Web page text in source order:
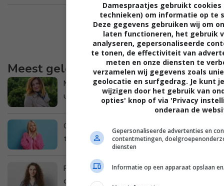
Meest gelezen
Milly: “Mijn dochter verwijderde één letter
uit haar naam en ik vind dat niet leuk”
Cora: “Ik heb zo’n spijt van mijn opmerking
tegen mijn vriendin”
Pien: “Mijn man wil niet dat ons kind naar
de buurtschool gaat”
Damespraatjes gebruikt
technieken) om informatie op te
Deze gegevens gebruiken wij om
laten functioneren, het gebruik
analyseren, gepersonaliseerde
te tonen, de effectiviteit van
meten en onze diensten te
verzamelen wij gegevens zoals
geolocatie en surfgedrag. Je kunt
wijzigen door het gebruik van
opties' knop of via 'Privacy
onderaan de
Gepersonaliseerde advertenties en
contentmetingen,
diensten
Informatie op een apparaat opslaan